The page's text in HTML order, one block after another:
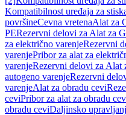
Kompatibilnost uređaja za
površineCevna vretenaAlat za
PERezervni delovi za Alat za
za električno varenjeRezervni
varenjePribor za alat za
varenjeRezervni delovi za Alat
autogeno varenjeRezervni
varenjeAlat za obradu cevi
ceviPribor za alat za obradu
obradu ceviDaljinsko